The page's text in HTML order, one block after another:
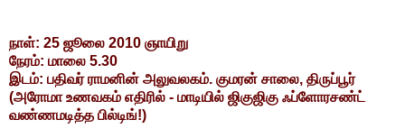
நாள்: 25 ஜூலை 2010 ஞாயிறு
நேரம்: மாலை 5.30
இடம்: பதிவர் ராமனின் அலுவலகம். குமரன் சாலை, திருப்பூர்
(அரோமா உணவகம் எதிரில் - மாடியில் ஜிகுஜிகு ஃப்ளோரசண்ட்
வண்ணமடித்த பில்டிங்!)